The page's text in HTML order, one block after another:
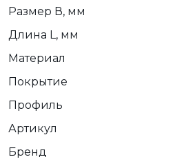
Размер В, мм
Длина L, мм
Материал
Покрытие
Профиль
Артикул
Бренд